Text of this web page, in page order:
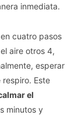
inmediata.
cuatro pasos
aire otros 4,
esperar
Este
el
minutos y